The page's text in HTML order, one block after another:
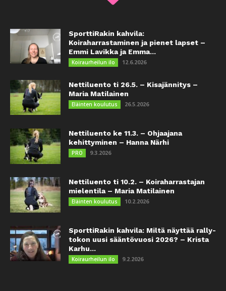
SporttiRakin kahvila:
Koiraharrastaminen ja pienet lapset –
Emmi Lavikka ja Emma...
Koiraurheilun ilo 12.6.2026
Nettiluento ti 26.5. – Kisajännitys –
Maria Matilainen
Eläinten koulutus 26.5.2026
Nettiluento ke 11.3. – Ohjaajana
kehittyminen – Hanna Närhi
PRO 9.3.2026
Nettiluento ti 10.2. – Koiraharrastajan
mielentila – Maria Matilainen
Eläinten koulutus 10.2.2026
SporttiRakin kahvila: Miltä näyttää rally-
tokon uusi sääntövuosi 2026? – Krista
Karhu...
Koiraurheilun ilo 9.2.2026